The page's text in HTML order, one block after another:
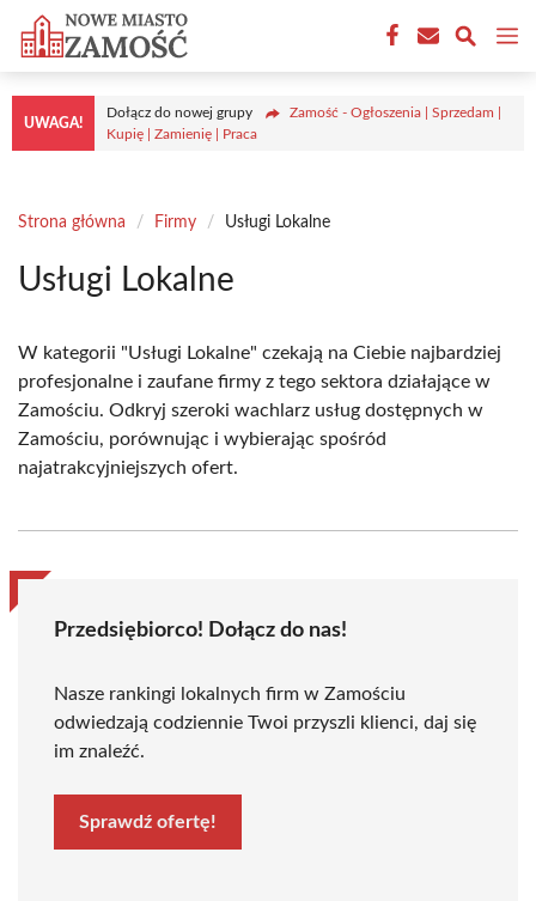
Przejdź
treści
UWAGA!
Dołącz do nowej grupy
Zamość - Ogłoszenia | Sprzedam |
Kupię | Zamienię | Praca
Strona główna / Firmy / Usługi Lokalne
Usługi Lokalne
W kategorii "Usługi Lokalne" czekają na Ciebie najbardziej
profesjonalne i zaufane firmy z tego sektora działające w
Zamościu. Odkryj szeroki wachlarz usług dostępnych w
Zamościu, porównując i wybierając spośród
najatrakcyjniejszych ofert.
Przedsiębiorco! Dołącz do nas!
Nasze rankingi lokalnych firm w Zamościu
odwiedzają codziennie Twoi przyszli klienci, daj się
im znaleźć.
Sprawdź ofertę!